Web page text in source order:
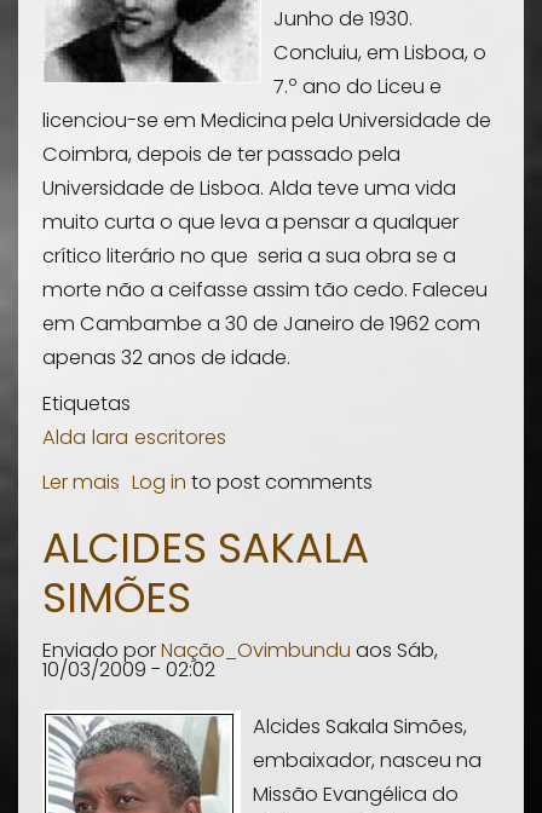
Junho de 1930.
Concluiu, em Lisboa, o
7.º ano do Liceu e
licenciou-se em Medicina pela Universidade de
Coimbra, depois de ter passado pela
Universidade de Lisboa. Alda teve uma vida
muito curta o que leva a pensar a qualquer
crítico literário no que seria a sua obra se a
morte não a ceifasse assim tão cedo. Faleceu
em Cambambe a 30 de Janeiro de 1962 com
apenas 32 anos de idade.
Etiquetas
Alda lara escritores
Ler mais sobre
Lara
Log in to post comments
ALCIDES SAKALA
SIMÕES
Enviado porNação_Ovimbundu aos Sáb,
10/03/2009 - 02:02
Alcides Sakala Simões,
embaixador, nasceu na
Missão Evangélica do